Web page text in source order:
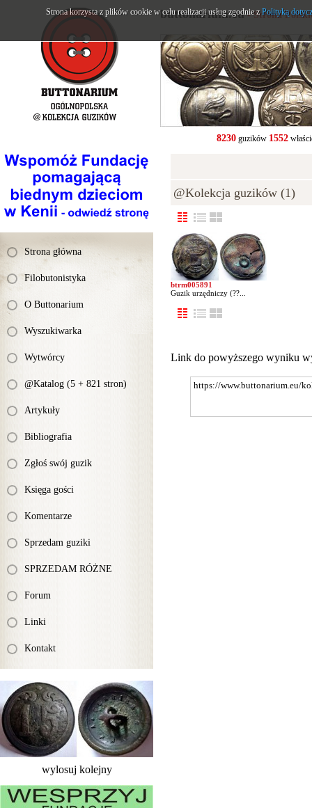
Strona główna
Filobutonistyka
O Buttonarium
Wyszukiwarka
Wytwórcy
@Katalog (5 + 821 stron)
Artykuły
Bibliografia
Zgłoś swój guzik
Księga gości
Komentarze
Sprzedam guziki
SPRZEDAM RÓŻNE
Forum
Linki
Kontakt
wylosuj kolejny
buttonarium.eu- Strona
8230guzików 1552
@Kolekcja guzików (1)
btrm005891
Guzik urzędniczy (??...
Link do powyższego wyniku
Strona korzysta z plików cookie w celu realizacji usług zgodnie zPolityką